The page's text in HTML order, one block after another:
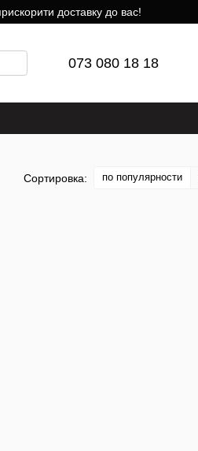
доставку до вас!
073 080 18 18
Сортировка: по популярности